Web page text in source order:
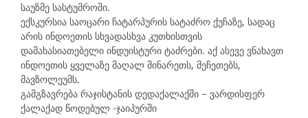
საუზმე სასტუმროში.
ექსკურსია საოცარი ჩატარპურის სატაძრო ქუჩაზე, სადაც
არის ინდოეთის სხვადასხვა კუთხისთვის
დამახასიათებელი ინდუისტური ტაძრები. აქ ასევე ვნახავთ
ინდოეთის ყველაზე მაღალ მინარეთს, მეჩეთებს,
მავზოლეუმს.
გამგზავრება რაჯისტანის დედაქალაქში – ვარდისფერ
ქალაქად წოდებულ -ჯაიპურში